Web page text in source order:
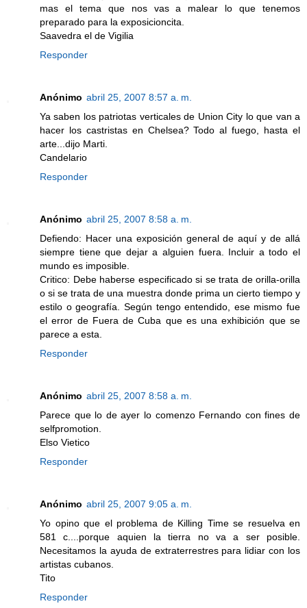
mas el tema que nos vas a malear lo que tenemos
preparado para la exposicioncita.
Saavedra el de Vigilia
Responder
Anónimo abril 25, 2007 8:57 a. m.
Ya saben los patriotas verticales de Union City lo que van a
hacer los castristas en Chelsea? Todo al fuego, hasta el
arte...dijo Marti.
Candelario
Responder
Anónimo abril 25, 2007 8:58 a. m.
Defiendo: Hacer una exposición general de aquí y de allá
siempre tiene que dejar a alguien fuera. Incluir a todo el
mundo es imposible.
Critico: Debe haberse especificado si se trata de orilla-orilla
o si se trata de una muestra donde prima un cierto tiempo y
estilo o geografía. Según tengo entendido, ese mismo fue
el error de Fuera de Cuba que es una exhibición que se
parece a esta.
Responder
Anónimo abril 25, 2007 8:58 a. m.
Parece que lo de ayer lo comenzo Fernando con fines de
selfpromotion.
Elso Vietico
Responder
Anónimo abril 25, 2007 9:05 a. m.
Yo opino que el problema de Killing Time se resuelva en
581 c....porque aquien la tierra no va a ser posible.
Necesitamos la ayuda de extraterrestres para lidiar con los
artistas cubanos.
Tito
Responder